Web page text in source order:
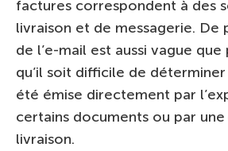
factures correspondent à des
livraison et de messagerie. De
de l’e-mail est aussi vague
qu’il soit difficile de
été émise directement par
certains documents ou par
livraison.